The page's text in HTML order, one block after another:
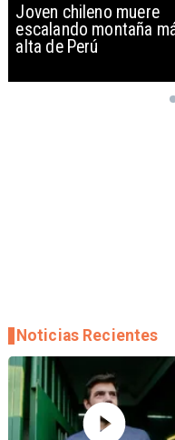
Brasil reduce contacto
diplomático con
Argentina por dichos de
Noticias Recientes